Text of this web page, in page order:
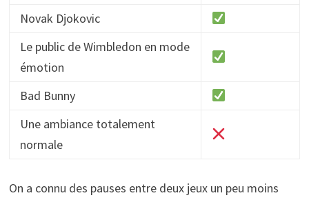
Novak Djokovic
Le public de Wimbledon en mode
émotion
Bad Bunny
Une ambiance totalement
normale
On a connu des pauses entre deux jeux un peu moins